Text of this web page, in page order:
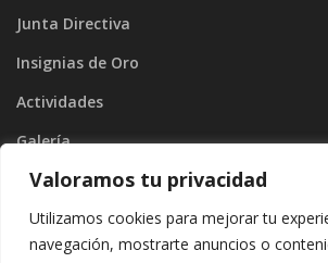
Valoramos tu privacidad
Utilizamos cookies para mejorar tu
navegación, mostrarte anuncios o
Junta Directiva
Insignias de Oro
Actividades
Galería
Blog
Contacto